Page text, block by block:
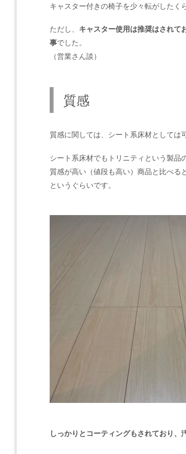
キャスター付きの椅子を少々転がしたく
ただし、 キャスター使用は推奨はされて
事でした。
（営業さん談）
質感
質感に関しては、シート系床材としては
シート系床材でもトリニティという製品
質感が高い（値段も高い）商品と比べ
というぐらいです。
しっかりとコーティングもされており、